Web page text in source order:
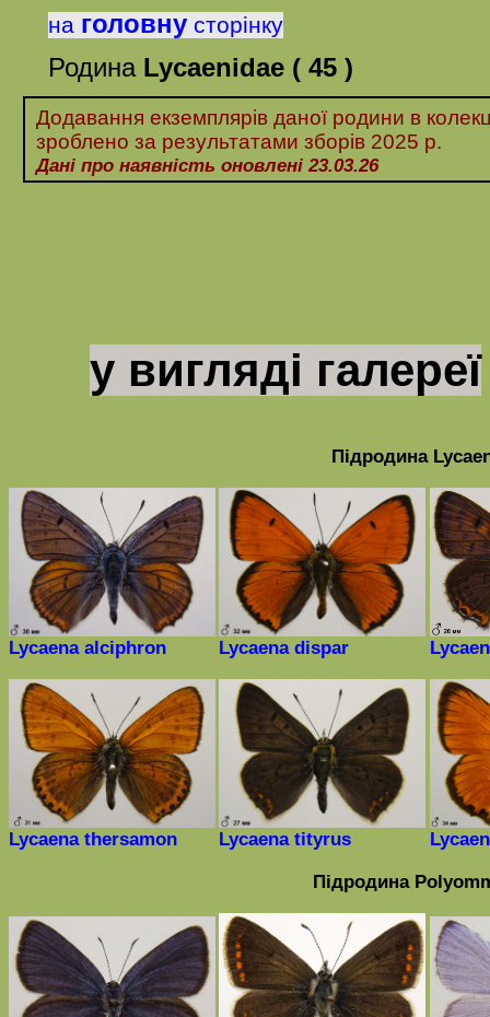
на головну сторінку
Родина Lycaenidae ( 45 )
Додавання екземплярів даної родини в
зроблено за результатами зборів 2025 р.
Дані про наявність оновлені 23.03.26
у вигляді галереї
Підродина
Lycaena alciphron Lycaena dispar
Lycaena thersamon Lycaena tityrus
Підродина